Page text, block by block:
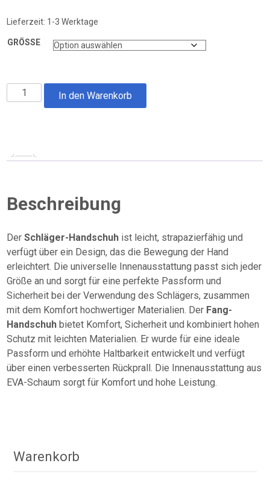
Lieferzeit: 1-3 Werktage
GRÖSSE
Azemad
V-
Menge
In den Warenkorb
Beschreibung
DerSchläger-Handschuh ist leicht, strapazierfähig und
verfügt über ein Design, das die Bewegung der Hand
erleichtert. Die universelle Innenausstattung passt sich jeder
Größe an und sorgt für eine perfekte Passform und
Sicherheit bei der Verwendung des Schlägers, zusammen
mit dem Komfort hochwertiger Materialien. Der Fang-
Handschuh bietet Komfort, Sicherheit und kombiniert hohen
Schutz mit leichten Materialien. Er wurde für eine ideale
Passform und erhöhte Haltbarkeit entwickelt und verfügt
über einen verbesserten Rückprall. Die Innenausstattung aus
EVA-Schaum sorgt für Komfort und hohe Leistung.
Warenkorb